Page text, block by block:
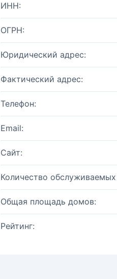
ИНН:
ОГРН:
Юридический адрес:
Фактический адрес:
Телефон:
Email:
Сайт:
Количество
Общая площадь домов:
Рейтинг: